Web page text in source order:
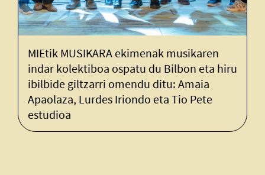
MIEtik MUSIKARA ekimenak musikaren
indar kolektiboa ospatu du Bilbon eta hiru
ibilbide giltzarri omendu ditu: Amaia
Apaolaza, Lurdes Iriondo eta Tio Pete
estudioa